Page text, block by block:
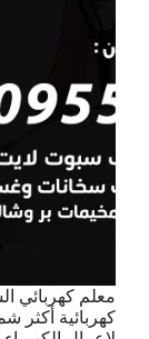
معلم كهربائي
كهربائية أكثر